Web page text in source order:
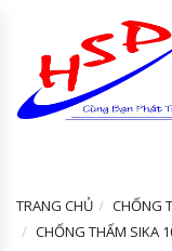
TRANG CHỦ
CHỐNG
CHỐNG THẤM SIKA